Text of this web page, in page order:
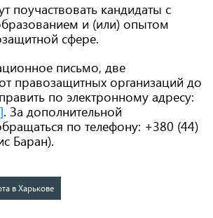
поучаствовать кандидаты с
и (или) опытом
сфере.
письмо, две
правозащитных организаций до
по электронному адресу:
. За дополнительной
по телефону: +380 (44)
Баран).
в Харькове